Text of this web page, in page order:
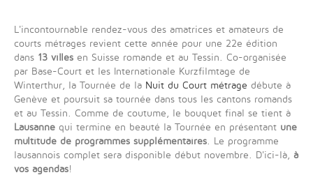
L'incontournable rendez-vous des amatrices et amateurs de
courts métrages revient cette année pour une 22e édition
dans 13 villes en Suisse romande et au Tessin. Co-organisée
par Base-Court et les Internationale Kurzfilmtage de
Winterthur, la Tournée de la Nuit du Court métrage débute à
Genève et poursuit sa tournée dans tous les cantons romands
et au Tessin. Comme de coutume, le bouquet final se tient à
Lausanne qui termine en beauté la Tournée en présentant une
multitude de programmes supplémentaires. Le programme
lausannois complet sera disponible début novembre. D'ici-là, à
vos agendas!